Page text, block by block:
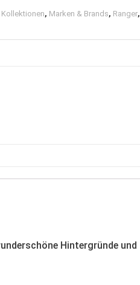
, Marken & Brands, Ranger,
Hintergründe und